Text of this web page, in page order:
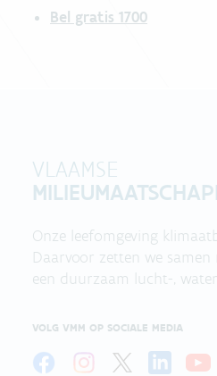
Bel gratis 1700
VLAAMSE
Onze leefomgeving
Daarvoor zetten we
een duurzaam lucht-,
VOLG VMM OP SOCIALE MEDIA